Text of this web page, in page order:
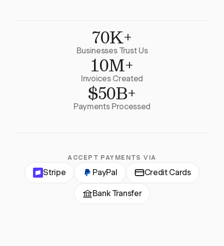
70K+
Businesses Trust Us
10M+
Invoices Created
$50B+
Payments Processed
ACCEPT PAYMENTS VIA
Stripe PayPal Credit Cards
Bank Transfer